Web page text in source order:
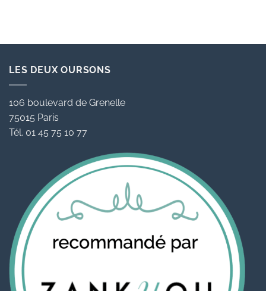
LES DEUX OURSONS
106 boulevard de Grenelle
75015 Paris
Tél. 01 45 75 10 77